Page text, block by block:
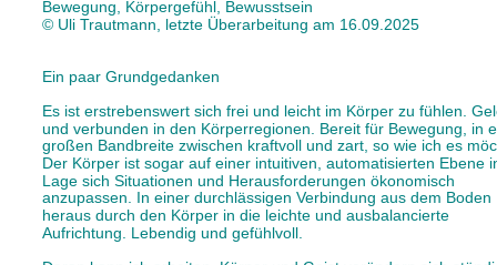
Bewegung, Körpergefühl, Bewusstsein
© Uli Trautmann, letzte Überarbeitung am 16.09.2025
Ein paar Grundgedanken
Es ist erstrebenswert sich frei und leicht im Körper zu fühlen.
und verbunden in den Körperregionen. Bereit für Bewegung, in
großen Bandbreite zwischen kraftvoll und zart, so wie ich es
Der Körper ist sogar auf einer intuitiven, automatisierten Ebene
Lage sich Situationen und Herausforderungen ökonomisch
anzupassen. In einer durchlässigen Verbindung aus dem Boden
heraus durch den Körper in die leichte und ausbalancierte
Aufrichtung. Lebendig und gefühlvoll.